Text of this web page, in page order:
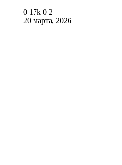
0 17k 0 2
20 марта, 2026